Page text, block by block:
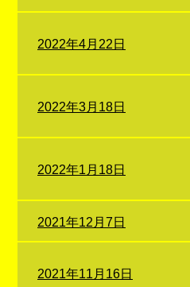
2022年4月22日
2022年3月18日
2022年1月18日
2021年12月7日
2021年11月16日